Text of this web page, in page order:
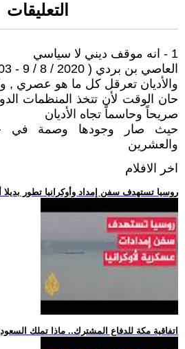
التعليقات
1 - انه موقف ديني لا سياسي
العاصي بن بردي ( 2020 / 8 / 9 - 19:03 )
والأديان تعرقل كل ما هو عصري ,
حان الوقت لأن تتخذ المنظمات
صريحاً وحاسماً تجاه الأديان
حيث صار وجودها وصمة في
والعشرين
اخر الافلام
.. روسيا تستهدف سفن إمداد وأوكرانيا تطور بديلا
.. اتفاقية مكة للدفاع المشترك.. ماذا تملك